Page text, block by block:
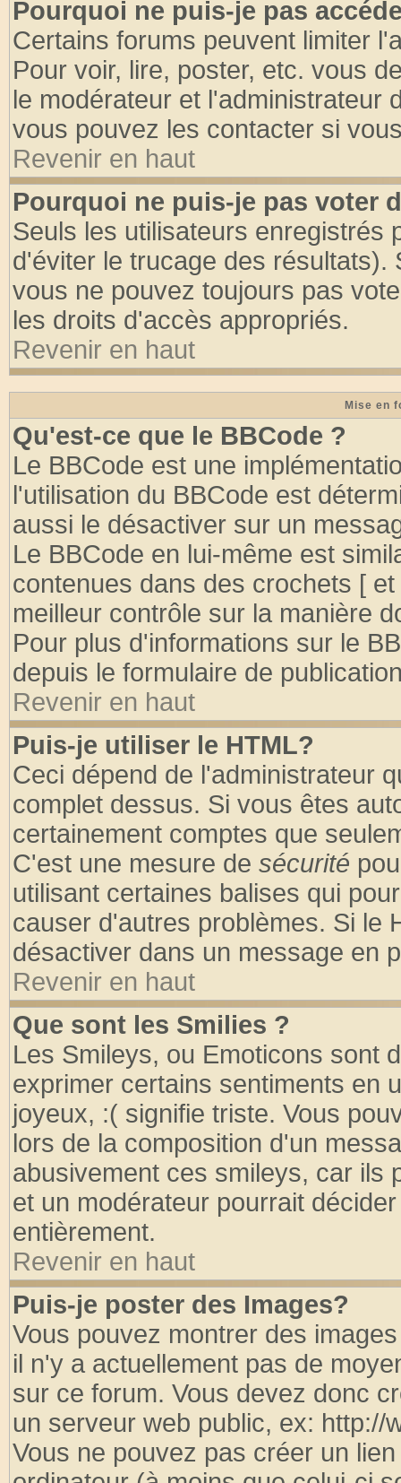
Pourquoi ne puis-je pas
Certains forums peuvent limiter
Pour voir, lire, poster, etc. vous
le modérateur et l'administrateur
vous pouvez les contacter si
Revenir en haut
Pourquoi ne puis-je pas voter
Seuls les utilisateurs enregistrés
d'éviter le trucage des
vous ne pouvez toujours pas
les droits d'accès appropriés.
Revenir en haut
Mise en
Qu'est-ce que le BBCode ?
Le BBCode est une
l'utilisation du BBCode est
aussi le désactiver sur un
Le BBCode en lui-même est
contenues dans des crochets [
meilleur contrôle sur la manière
Pour plus d'informations sur le
depuis le formulaire de
Revenir en haut
Puis-je utiliser le HTML?
Ceci dépend de l'administrateur
complet dessus. Si vous êtes
certainement comptes que
C'est une mesure de sécurité
utilisant certaines balises qui
causer d'autres problèmes. Si le
désactiver dans un message en
Revenir en haut
Que sont les Smilies ?
Les Smileys, ou Emoticons sont
exprimer certains sentiments en
joyeux, :( signifie triste. Vous
lors de la composition d'un
abusivement ces smileys, car ils
et un modérateur pourrait
entièrement.
Revenir en haut
Puis-je poster des Images?
Vous pouvez montrer des
il n'y a actuellement pas de
sur ce forum. Vous devez donc
un serveur web public, ex: http://
Vous ne pouvez pas créer un